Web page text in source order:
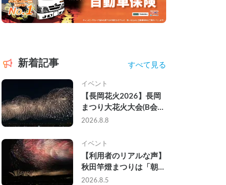
新着記事 すべて見る
イベント
【長岡花火2026】長岡
まつり大花火大会(B会
場)にキャンピングカー
車中泊してきた
2026.8.8
イベント
【利用者のリアルな声】
秋田竿燈まつりは「朝か
ら夜まで」の祭り。キャ
2026.8.5